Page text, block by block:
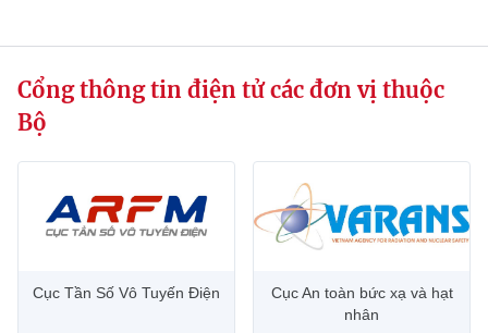
Năng lượng nguyên tử
Tin địa phương
Chuyển đổi số
Bưu chính, Viễn thông
Tiêu chuẩn, đo lường, chất lượng
Năng lượng nguyên tử
Videos
Nhiệm vụ trọng tâm
Cổng thông tin điện tử các đơn vị thuộc
Bộ
Cục Tần Số Vô Tuyến Điện
Cục An toàn bức xạ và hạt
nhân